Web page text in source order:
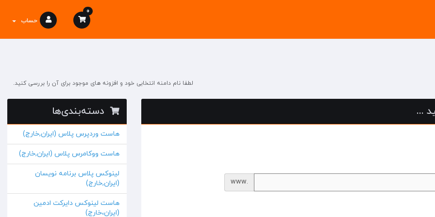
0
حساب
لطفا نام دامنه انتخابی خود و افزونه های موجود برای آن را بررسی کنید.
...
www.
دسته‌بندی‌ها
هاست وردپرس پلاس (ایران,خارج)
هاست ووکامرس پلاس (ایران,خارج)
لینوکس پلاس برنامه نویسان
(ایران,خارج)
هاست لینوکس دایرکت ادمین
(ایران،خارج)